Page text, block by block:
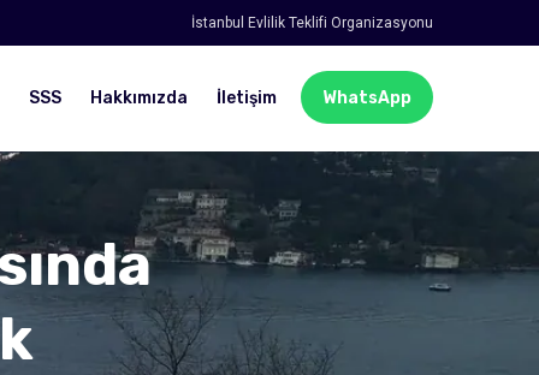
İstanbul Evlilik Teklifi Organizasyonu
SSS Hakkımızda İletişim WhatsApp